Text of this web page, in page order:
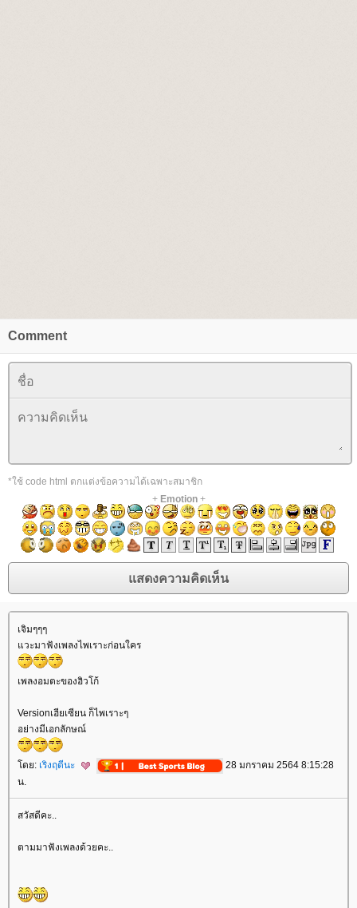
Comment
*ใช้ code html ตกแต่งข้อความได้เฉพาะสมาชิก
+ Emotion+
เจิมๆๆๆ
วะมาฟังเพลงไพเราะก่อนใคร
เพลงอมตะของฮิวโก้
Versionเฮียเซียน ก็ไพเราะๆ
อย่างมีเอกลักษณ์
ดย: เริงฤดีนะ
28 มกราคม 2564 8:15:28
น.
สวัสดีคะ..
ตามมาฟังเพลงด้วยคะ..